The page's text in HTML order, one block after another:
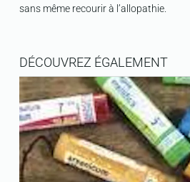
sans même recourir à l’allopathie.
DÉCOUVREZ ÉGALEMENT